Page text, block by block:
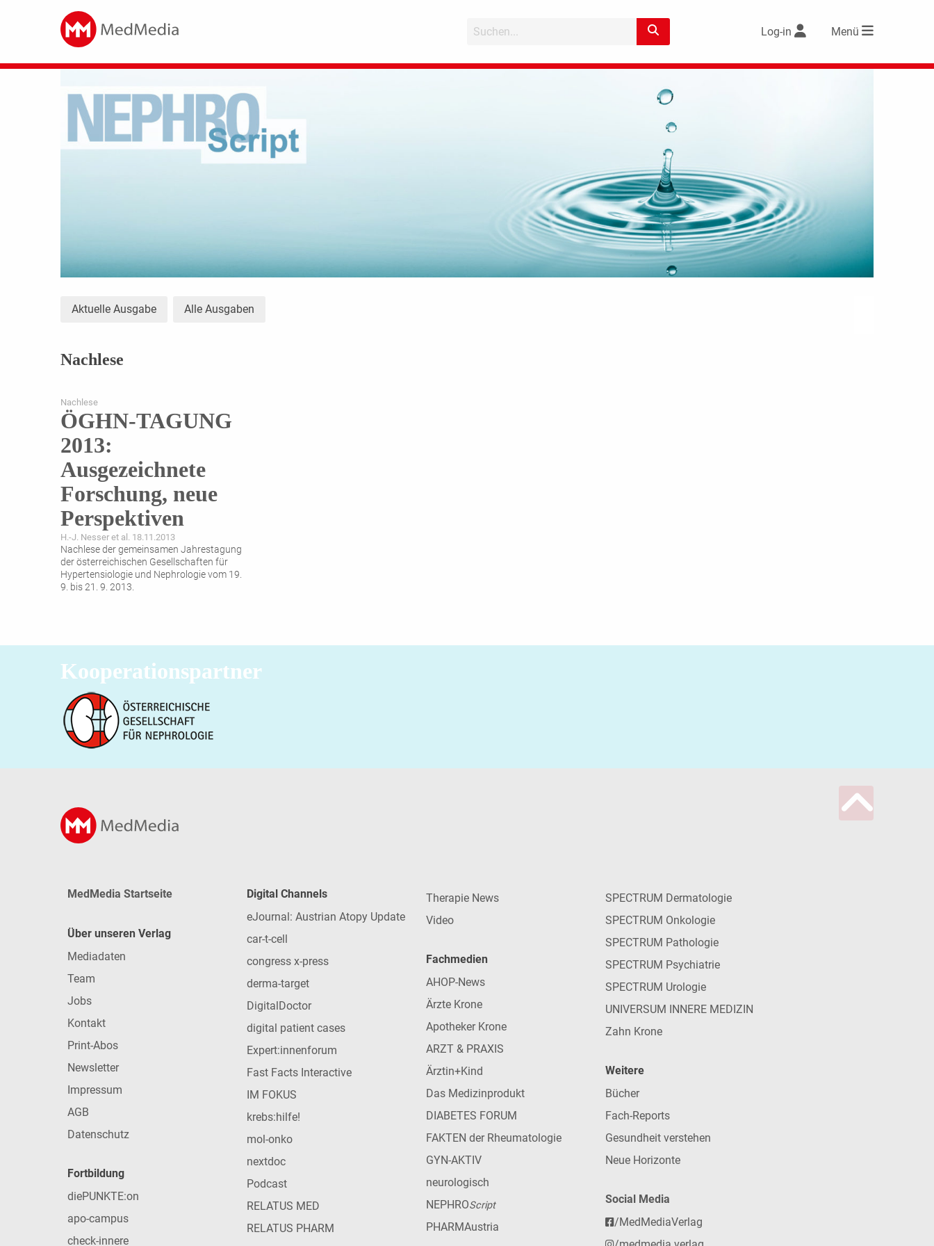
Log-in Menü
Aktuelle Ausgabe Alle Ausgaben
Nachlese
Nachlese
ÖGHN-TAGUNG
2013:
Ausgezeichnete
Forschung, neue
Perspektiven
H.-J. Nesser et al. 18.11.2013
Nachlese der gemeinsamen Jahrestagung
der österreichischen Gesellschaften für
Hypertensiologie und Nephrologie vom 19.
9. bis 21. 9. 2013.
Kooperationspartner
MedMedia Startseite
Über unseren Verlag
Mediadaten
Team
Jobs
Kontakt
Print-Abos
Newsletter
Impressum
AGB
Datenschutz
Fortbildung
diePUNKTE:on
apo-campus
check-innere
Digital Channels
eJournal: Austrian Atopy Update
car-t-cell
congress x-press
derma-target
DigitalDoctor
digital patient cases
Expert:innenforum
Fast Facts Interactive
IM FOKUS
krebs:hilfe!
mol-onko
nextdoc
Podcast
RELATUS MED
RELATUS PHARM
Therapie News
Video
Fachmedien
AHOP-News
Ärzte Krone
Apotheker Krone
ARZT & PRAXIS
Ärztin+Kind
Das Medizinprodukt
DIABETES FORUM
FAKTEN der Rheumatologie
GYN-AKTIV
neurologisch
NEPHROScript
PHARMAustria
SPECTRUM Dermatologie
SPECTRUM Onkologie
SPECTRUM Pathologie
SPECTRUM Psychiatrie
SPECTRUM Urologie
UNIVERSUM INNERE MEDIZIN
Zahn Krone
Weitere
Bücher
Fach-Reports
Gesundheit verstehen
Neue Horizonte
Social Media
/MedMediaVerlag